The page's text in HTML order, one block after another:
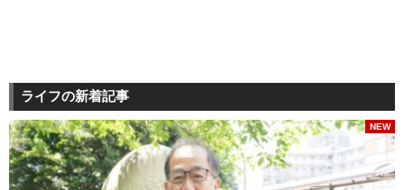
ライフの新着記事
NEW